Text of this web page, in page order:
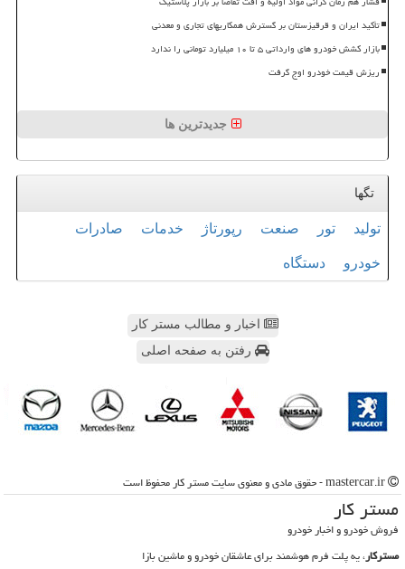
تأکید ایران و قرقیزستان بر گسترش همکاریهای تجاری و معدنی
بازار کشش خودرو های وارداتی ۵ تا ۱۰ میلیارد تومانی را ندارد
ریزش قیمت خودرو اوج گرفت
جدیدترین ها
تگها
تولید تور صنعت رپورتاژ خدمات صادرات
خودرو دستگاه
اخبار و مطالب مستر کار
رفتن به صفحه اصلی
مستر كار
فروش خودرو و اخبار خودرو
مسترکار، یه پلت فرم هوشمند برای عاشقان خودرو و ماشین بازا